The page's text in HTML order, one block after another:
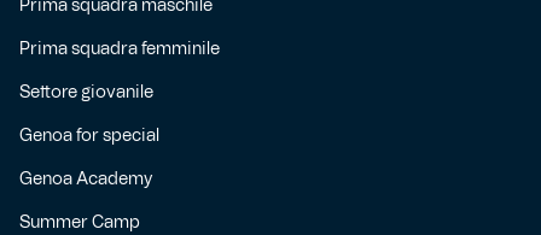
Prima squadra maschile
Prima squadra femminile
Settore giovanile
Genoa for special
Genoa Academy
Summer Camp